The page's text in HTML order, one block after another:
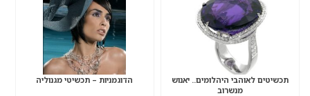
תכשיטים לאוהבי היהלומים.. יאנוש
מנשרוב
הדוגמניות – תכשיטי מגנוליה